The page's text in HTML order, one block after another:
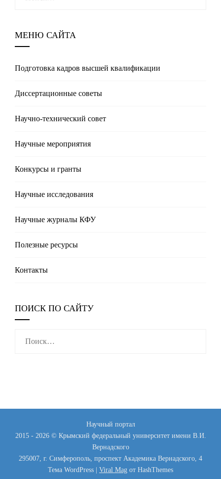
МЕНЮ САЙТА
Подготовка кадров высшей квалификации
Диссертационные советы
Научно-технический совет
Научные мероприятия
Конкурсы и гранты
Научные исследования
Научные журналы КФУ
Полезные реcурсы
Контакты
ПОИСК ПО САЙТУ
Научный портал
2015 - 2026 © Крымский федеральный университет имени В.И.
Вернадского
295007, г. Симферополь, проспект Академика Вернадского, 4
Тема WordPress | Viral Mag от HashThemes